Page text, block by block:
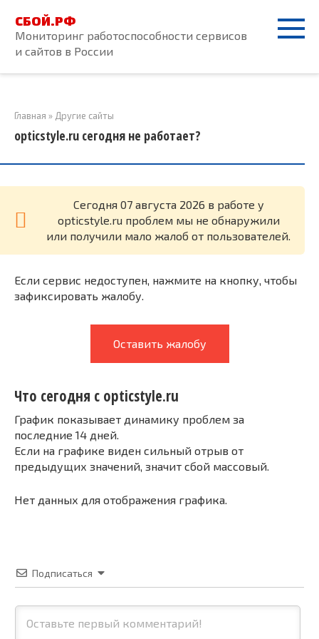
контенту
СБОЙ.РФ
Мониторинг работоспособности сервисов
и сайтов в России
Главная » Другие сайты
opticstyle.ru сегодня не работает?
Cегодня 07 августа 2026 в работе у
opticstyle.ru проблем мы не обнаружили
или получили мало жалоб от пользователей.
Если сервис недоступен, нажмите на кнопку, чтобы
зафиксировать жалобу.
Оставить жалобу
Что сегодня с opticstyle.ru
График показывает динамику проблем за
последние 14 дней.
Если на графике виден сильный отрыв от
предыдущих значений, значит сбой массовый.
Нет данных для отображения графика.
Подписаться